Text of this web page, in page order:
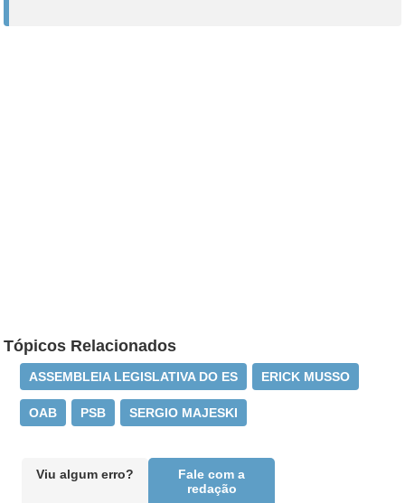
Tópicos Relacionados
ASSEMBLEIA LEGISLATIVA DO ES ERICK MUSSO
OAB PSB SERGIO MAJESKI
Viu algum erro?
Fale com a
redação